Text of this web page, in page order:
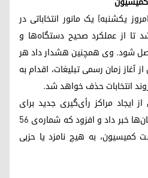
یکشنبه) یک مانور انتخاباتی در
تا از عملکرد صحیح دستگاه‌ها و
حاصل شود. وی همچنین هشدار داد هر
آغاز زمان رسمی تبلیغات، اقدام به
انتخابات حذف خواهد شد.
مراکز رأی‌گیری جدید برای
«رأی‌گیری ویژه» در تمام استان‌ها خبر داد و افزود که شماره‌ی ۵۶
کمیسیون، به هیچ نامزد یا حزبی